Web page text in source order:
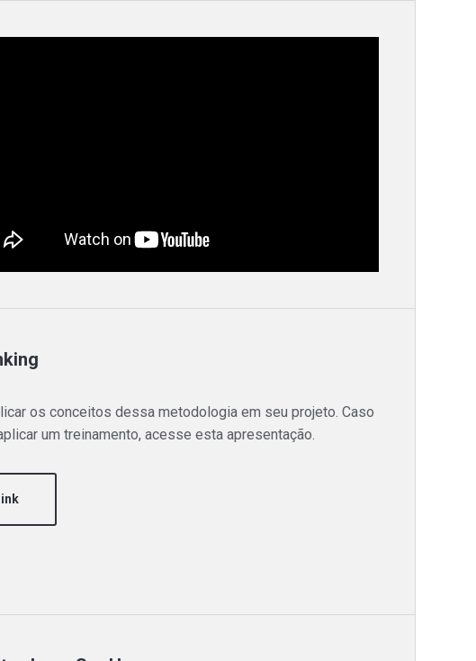
os conceitos dessa metodologia em seu projeto. Caso
um treinamento, acesse esta apresentação.